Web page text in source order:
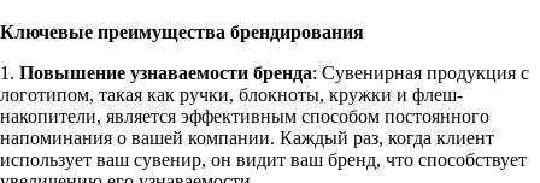
Ключевые преимущества брендирования
1. Повышение узнаваемости бренда: Сувенирная продукция с
логотипом, такая как ручки, блокноты, кружки и флеш-
накопители, является эффективным способом постоянного
напоминания о вашей компании. Каждый раз, когда клиент
использует ваш сувенир, он видит ваш бренд, что способствует